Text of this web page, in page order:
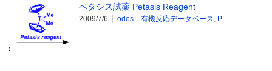
ペタシス試薬 Petasis Reagent
2009/7/6 odos 有機反応データベース, P